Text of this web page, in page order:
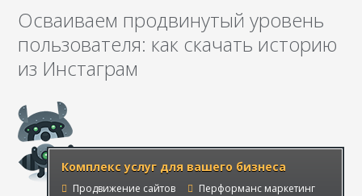
Осваиваем продвинутый уровень
пользователя: как скачать историю
из Инстаграм
Комплекс услуг для вашего бизнеса
Продвижение сайтов
Перформанс маркетинг